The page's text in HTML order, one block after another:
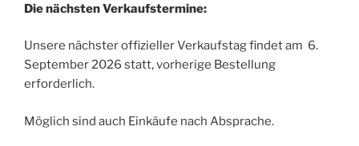
Die nächsten Verkaufstermine:
Unsere nächster offizieller Verkaufstag findet am 6.
September 2026 statt, vorherige Bestellung
erforderlich.
Möglich sind auch Einkäufe nach Absprache.